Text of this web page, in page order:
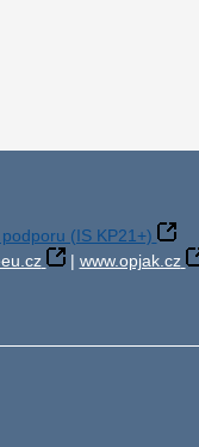
(IS KP21+)
| www.opjak.cz